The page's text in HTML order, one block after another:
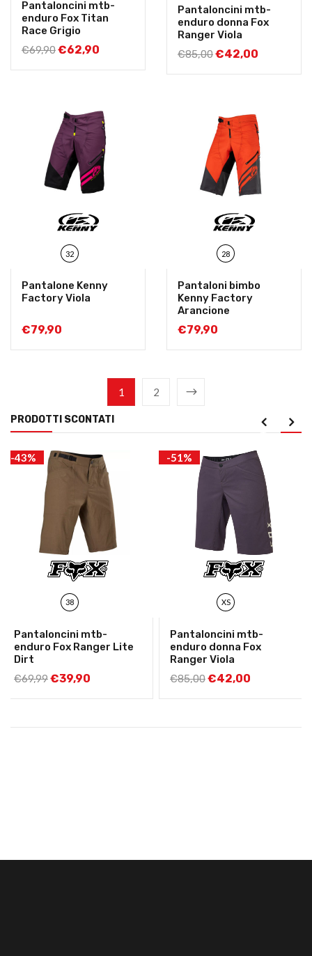
Pantaloncini mtb-
enduro Fox Titan
Race Grigio
€69,90€62,90
Pantaloncini mtb-
enduro donna Fox
Ranger Viola
€85,00€42,00
32
Pantalone Kenny
Factory Viola
€79,90
28
Pantaloni bimbo
Kenny Factory
Arancione
€79,90
1 2
PRODOTTI SCONTATI
-43%
38
Pantaloncini mtb-
enduro Fox Ranger Lite
Dirt
€69,99€39,90
-51%
XS
Pantaloncini mtb-
enduro donna Fox
Ranger Viola
€85,00€42,00